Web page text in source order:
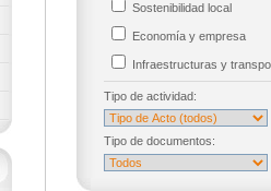
Sostenibilidad local
Economía y empresa
Infraestructuras y
Tipo de actividad:
Tipo de documentos: